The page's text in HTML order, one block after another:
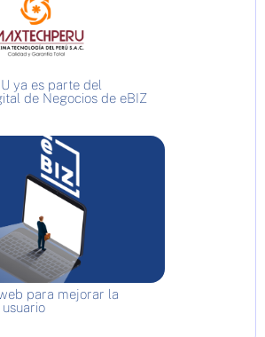
ya es parte del
de Negocios de eBIZ
para mejorar la